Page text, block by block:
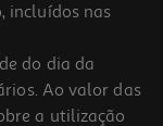
incluídos nas
do dia da
Ao valor das
a utilização